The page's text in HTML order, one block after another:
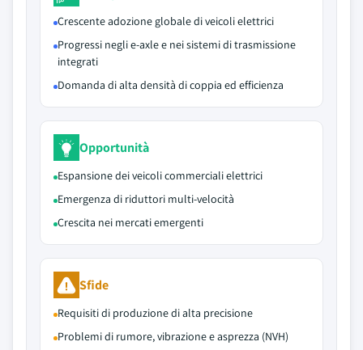
Crescente adozione globale di veicoli elettrici
Progressi negli e-axle e nei sistemi di trasmissione
integrati
Domanda di alta densità di coppia ed efficienza
Opportunità
Espansione dei veicoli commerciali elettrici
Emergenza di riduttori multi-velocità
Crescita nei mercati emergenti
Sfide
Requisiti di produzione di alta precisione
Problemi di rumore, vibrazione e asprezza (NVH)